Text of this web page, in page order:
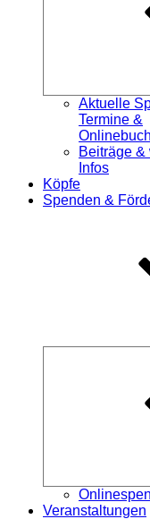
Aktuelle
Termine &
Beiträge &
Infos
Köpfe
Spenden &
Veranstaltungen